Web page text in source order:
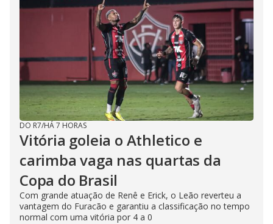
DO R7/HÁ 7 HORAS
Vitória goleia o Athletico e
carimba vaga nas quartas da
Copa do Brasil
Com grande atuação de Renê e Erick, o Leão reverteu a
vantagem do Furacão e garantiu a classificação no tempo
normal com uma vitória por 4 a 0